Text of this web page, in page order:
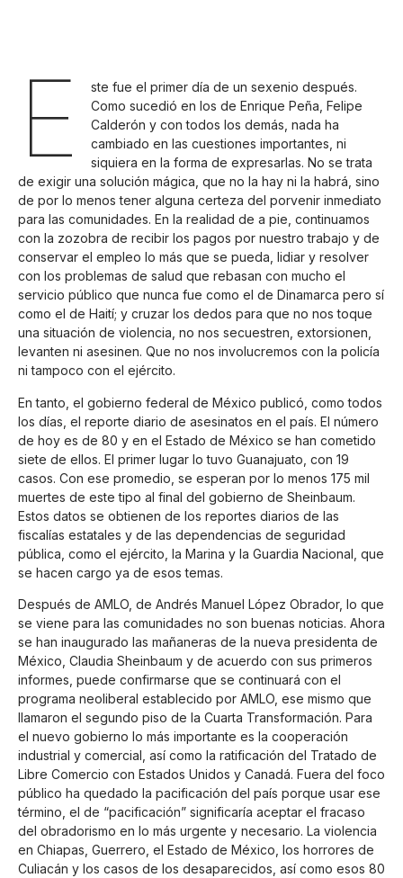
E
ste fue el primer día de un sexenio después.
Como sucedió en los de Enrique Peña, Felipe
Calderón y con todos los demás, nada ha
cambiado en las cuestiones importantes, ni
siquiera en la forma de expresarlas. No se trata
de exigir una solución mágica, que no la hay ni la habrá, sino
de por lo menos tener alguna certeza del porvenir inmediato
para las comunidades. En la realidad de a pie, continuamos
con la zozobra de recibir los pagos por nuestro trabajo y de
conservar el empleo lo más que se pueda, lidiar y resolver
con los problemas de salud que rebasan con mucho el
servicio público que nunca fue como el de Dinamarca pero sí
como el de Haití; y cruzar los dedos para que no nos toque
una situación de violencia, no nos secuestren, extorsionen,
levanten ni asesinen. Que no nos involucremos con la policía
ni tampoco con el ejército.
En tanto, el gobierno federal de México publicó, como todos
los días, el reporte diario de asesinatos en el país. El número
de hoy es de 80 y en el Estado de México se han cometido
siete de ellos. El primer lugar lo tuvo Guanajuato, con 19
casos. Con ese promedio, se esperan por lo menos 175 mil
muertes de este tipo al final del gobierno de Sheinbaum.
Estos datos se obtienen de los reportes diarios de las
fiscalías estatales y de las dependencias de seguridad
pública, como el ejército, la Marina y la Guardia Nacional, que
se hacen cargo ya de esos temas.
Después de AMLO, de Andrés Manuel López Obrador, lo que
se viene para las comunidades no son buenas noticias. Ahora
se han inaugurado las mañaneras de la nueva presidenta de
México, Claudia Sheinbaum y de acuerdo con sus primeros
informes, puede confirmarse que se continuará con el
programa neoliberal establecido por AMLO, ese mismo que
llamaron el segundo piso de la Cuarta Transformación. Para
el nuevo gobierno lo más importante es la cooperación
industrial y comercial, así como la ratificación del Tratado de
Libre Comercio con Estados Unidos y Canadá. Fuera del foco
público ha quedado la pacificación del país porque usar ese
término, el de “pacificación” significaría aceptar el fracaso
del obradorismo en lo más urgente y necesario. La violencia
en Chiapas, Guerrero, el Estado de México, los horrores de
Culiacán y los casos de los desaparecidos, así como esos 80